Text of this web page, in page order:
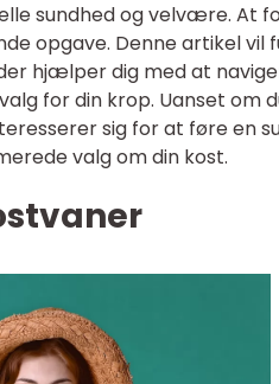
sundhed og velvære. At
opgave. Denne artikel vil
hjælper dig med at
for din krop. Uanset om
sig for at føre en
valg om din kost.